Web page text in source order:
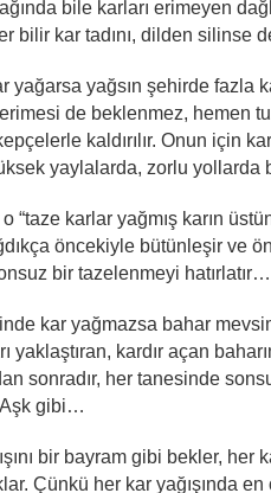
bile karları erimeyen
bilir kar tadını, dilden
yağarsa yağsın şehirde fazla
de beklenmez, hemen
kaldırılır. Onun için
yaylalarda, zorlu
“taze karlar yağmış karın
öncekiyle bütünleşir ve
bir tazelenmeyi
kar yağmazsa bahar
yaklaştıran, kardır açan
sonradır, her tanesinde
gibi…
bir bayram gibi bekler, her
Çünkü her kar yağışında